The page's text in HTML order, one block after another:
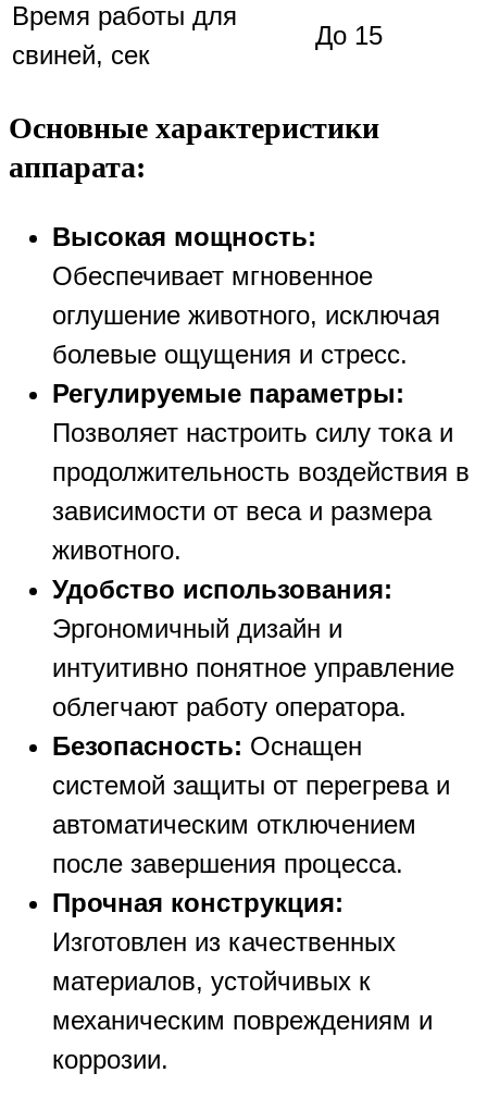
Время работы для
свиней, сек
До 15
Основные характеристики
аппарата:
Высокая мощность:
Обеспечивает мгновенное
оглушение животного, исключая
болевые ощущения и стресс.
Регулируемые параметры:
Позволяет настроить силу тока и
продолжительность воздействия в
зависимости от веса и размера
животного.
Удобство использования:
Эргономичный дизайн и
интуитивно понятное управление
облегчают работу оператора.
Безопасность: Оснащен
системой защиты от перегрева и
автоматическим отключением
после завершения процесса.
Прочная конструкция:
Изготовлен из качественных
материалов, устойчивых к
механическим повреждениям и
коррозии.